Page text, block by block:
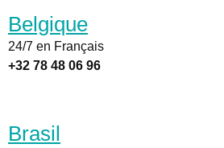
Belgique
24/7 en Français
+32 78 48 06 96
Brasil